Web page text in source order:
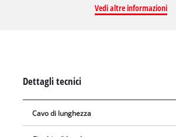
eseguire con minor sforzo e maggior
V siano sufficienti, è facile rimuovere
seconda batteria. Il gancio per cavi
ottimo aiuto durante i lavori complessi in
Vedi altre informazioni
Dettagli tecnici
Cavo di lunghezza